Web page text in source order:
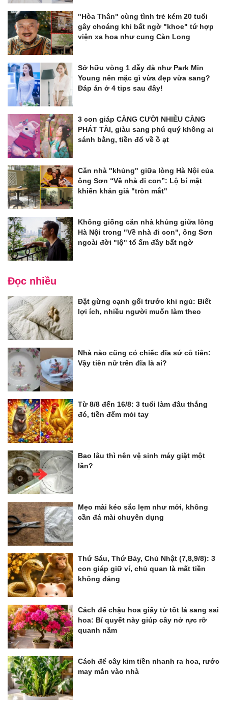
"Hòa Thân" cùng tình trẻ kém 20 tuổi
gây choáng khi bất ngờ "khoe" tứ hợp
viện xa hoa như cung Càn Long
Sở hữu vòng 1 đẫy đà như Park Min
Young nên mặc gì vừa đẹp vừa sang?
Đáp án ở 4 tips sau đây!
3 con giáp CÀNG CƯỜI NHIỀU CÀNG
PHÁT TÀI, giàu sang phú quý không ai
sánh bằng, tiền đổ về ồ ạt
Căn nhà "khủng" giữa lòng Hà Nội của
ông Sơn “Về nhà đi con”: Lộ bí mật
khiến khán giả "tròn mắt"
Không giống căn nhà khủng giữa lòng
Hà Nội trong "Về nhà đi con", ông Sơn
ngoài đời "lộ" tổ ấm đầy bất ngờ
Đọc nhiều
Đặt gừng cạnh gối trước khi ngủ: Biết
lợi ích, nhiều người muốn làm theo
Nhà nào cũng có chiếc đĩa sứ cô tiên:
Vậy tiên nữ trên đĩa là ai?
Từ 8/8 đến 16/8: 3 tuổi làm đâu thắng
đó, tiền đếm mỏi tay
Bao lâu thì nên vệ sinh máy giặt một
lần?
Mẹo mài kéo sắc lẹm như mới, không
cần đá mài chuyên dụng
Thứ Sáu, Thứ Bảy, Chủ Nhật (7,8,9/8): 3
con giáp giữ ví, chủ quan là mất tiền
không đáng
Cách để chậu hoa giấy từ tốt lá sang sai
hoa: Bí quyết này giúp cây nở rực rỡ
quanh năm
Cách để cây kim tiền nhanh ra hoa, rước
may mắn vào nhà